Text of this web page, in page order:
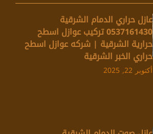
عازل حراري الدمام الشرقية
0537161430 تركيب عوازل اسطح
حرارية الشرقية | شركه عوازل اسطح
حراري الخبر الشرقية
أكتوبر 22, 2025